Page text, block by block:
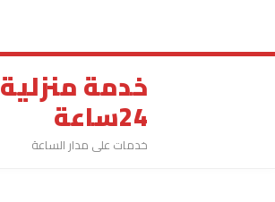
خدمة منزلية
24ساعة
خدمات على مدار الساعة